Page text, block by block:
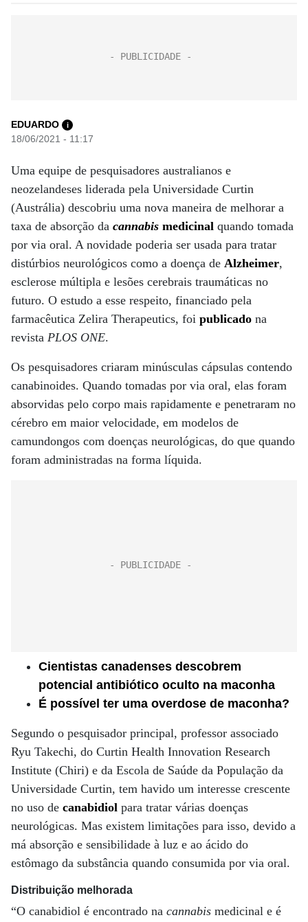
EDUARDO i
18/06/2021 - 11:17
Uma equipe de pesquisadores australianos e
neozelandeses liderada pela Universidade Curtin
(Austrália) descobriu uma nova maneira de melhorar a
taxa de absorção da cannabis medicinal quando tomada
por via oral. A novidade poderia ser usada para tratar
distúrbios neurológicos como a doença de Alzheimer,
esclerose múltipla e lesões cerebrais traumáticas no
futuro. O estudo a esse respeito, financiado pela
farmacêutica Zelira Therapeutics, foi publicado na
revista PLOS ONE.
Os pesquisadores criaram minúsculas cápsulas contendo
canabinoides. Quando tomadas por via oral, elas foram
absorvidas pelo corpo mais rapidamente e penetraram no
cérebro em maior velocidade, em modelos de
camundongos com doenças neurológicas, do que quando
foram administradas na forma líquida.
Cientistas canadenses descobrem
potencial antibiótico oculto na maconha
É possível ter uma overdose de maconha?
Segundo o pesquisador principal, professor associado
Ryu Takechi, do Curtin Health Innovation Research
Institute (Chiri) e da Escola de Saúde da População da
Universidade Curtin, tem havido um interesse crescente
no uso de canabidiol para tratar várias doenças
neurológicas. Mas existem limitações para isso, devido a
má absorção e sensibilidade à luz e ao ácido do
estômago da substância quando consumida por via oral.
Distribuição melhorada
“O canabidiol é encontrado na cannabis medicinal e é